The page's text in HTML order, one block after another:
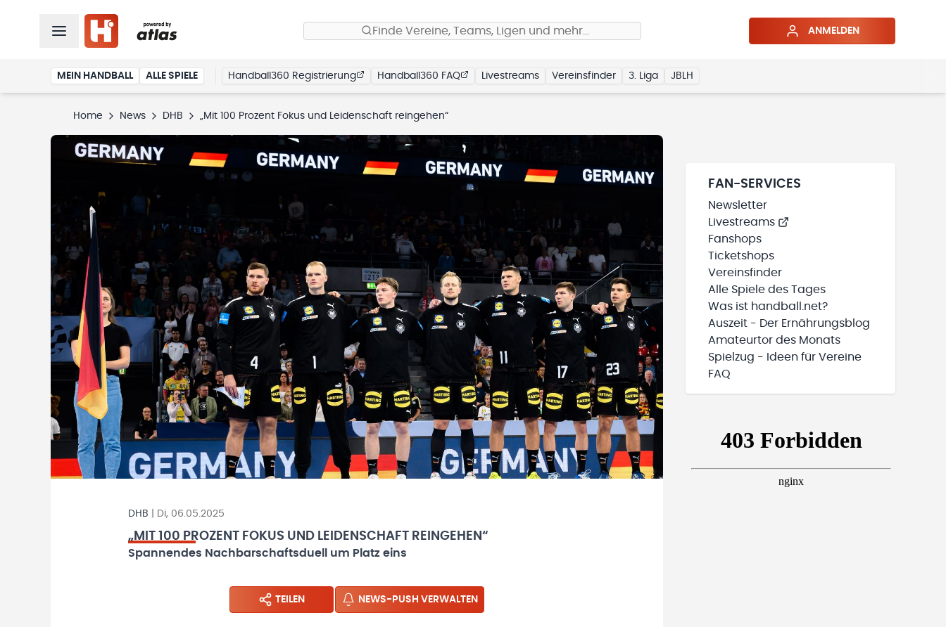
Finde Vereine, Teams, Ligen und mehr… ANMELDEN
MEIN HANDBALL ALLE SPIELE Handball360 Registrierung Handball360 FAQ Livestreams Vereinsfinder 3. Liga JBLH
Home News DHB „Mit 100 Prozent Fokus und Leidenschaft reingehen“
DHB Di, 06.05.2025
„MIT 100 PROZENT FOKUS UND LEIDENSCHAFT REINGEHEN“
Spannendes Nachbarschaftsduell um Platz eins
TEILEN NEWS-PUSH VERWALTEN
FAN-SERVICES
Newsletter
Livestreams
Fanshops
Ticketshops
Vereinsfinder
Alle Spiele des Tages
Was ist handball.net?
Auszeit - Der Ernährungsblog
Amateurtor des Monats
Spielzug - Ideen für Vereine
FAQ